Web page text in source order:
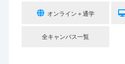
オンライン＋通学
全キャンパス一覧